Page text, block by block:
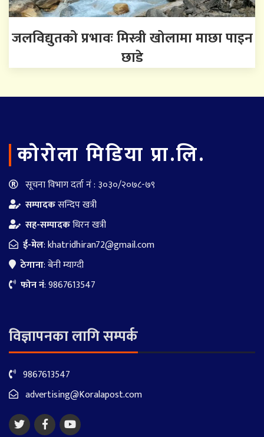
जलविद्युतको प्रभावः मिस्त्री खोलामा माछा पाइन
छाडे
काेराेला मिडिया प्रा.लि.
सूचना विभाग दर्ता नं : ३०३०/२०७८-७९
सम्पादकसन्दिप खत्री
सह-सम्पादकधिरन खत्री
ई-मेल:khatridhiran72@gmail.com
ठेगाना: बेनी म्याग्दी
फोन नं: 9867613547
विज्ञापनका लागि सम्पर्क
9867613547
advertising@Koralapost.com